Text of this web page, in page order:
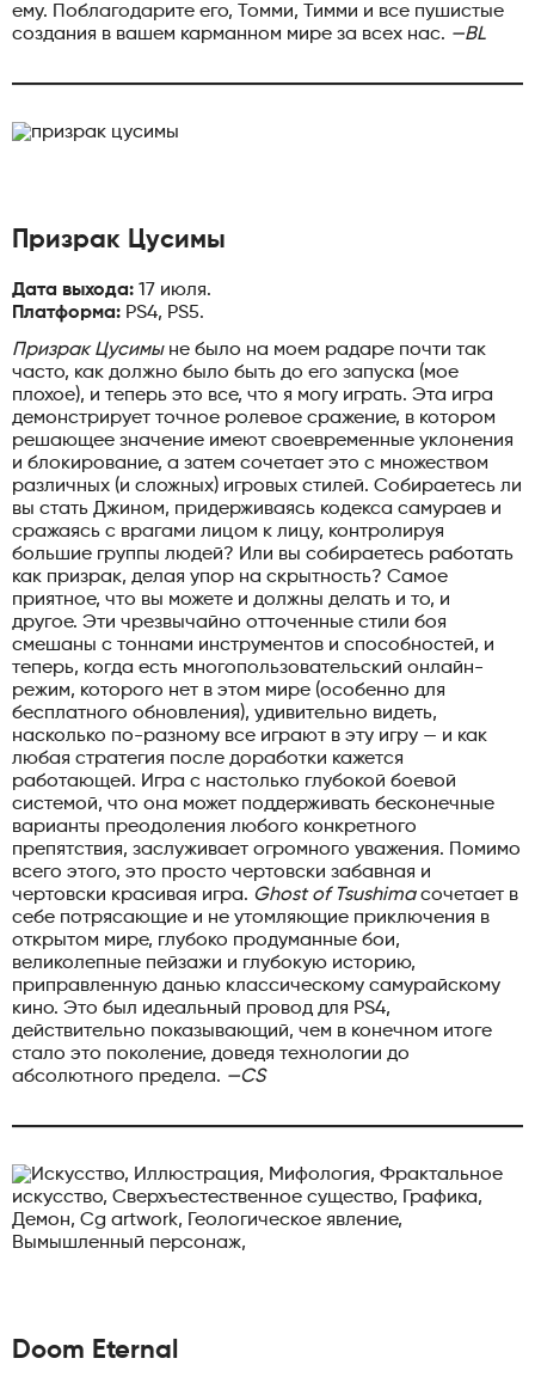
ему. Поблагодарите его, Томми, Тимми и все пушистые
создания в вашем карманном мире за всех нас. —BL
Призрак Цусимы
Дата выхода: 17 июля.
Платформа: PS4, PS5.
Призрак Цусимыне было на моем радаре почти так
часто, как должно было быть до его запуска (мое
плохое), и теперь это все, что я могу играть. Эта игра
демонстрирует точное ролевое сражение, в котором
решающее значение имеют своевременные уклонения
и блокирование, а затем сочетает это с множеством
различных (и сложных) игровых стилей. Собираетесь ли
вы стать Джином, придерживаясь кодекса самураев и
сражаясь с врагами лицом к лицу, контролируя
большие группы людей? Или вы собираетесь работать
как призрак, делая упор на скрытность? Самое
приятное, что вы можете и должны делать и то, и
другое. Эти чрезвычайно отточенные стили боя
смешаны с тоннами инструментов и способностей, и
теперь, когда есть многопользовательский онлайн-
режим, которого нет в этом мире (особенно для
бесплатного обновления), удивительно видеть,
насколько по-разному все играют в эту игру — и как
любая стратегия после доработки кажется
работающей. Игра с настолько глубокой боевой
системой, что она может поддерживать бесконечные
варианты преодоления любого конкретного
препятствия, заслуживает огромного уважения. Помимо
всего этого, это просто чертовски забавная и
чертовски красивая игра. Ghost of Tsushimaсочетает в
себе потрясающие и не утомляющие приключения в
открытом мире, глубоко продуманные бои,
великолепные пейзажи и глубокую историю,
приправленную данью классическому самурайскому
кино. Это был идеальный провод для PS4,
действительно показывающий, чем в конечном итоге
стало это поколение, доведя технологии до
абсолютного предела. —CS
Doom Eternal